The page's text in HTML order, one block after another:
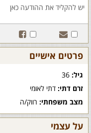
פרטים אישיים
גיל:
זרם דתי: דתי לאומי
מצב משפחתי: רווק/ה
על עצמי